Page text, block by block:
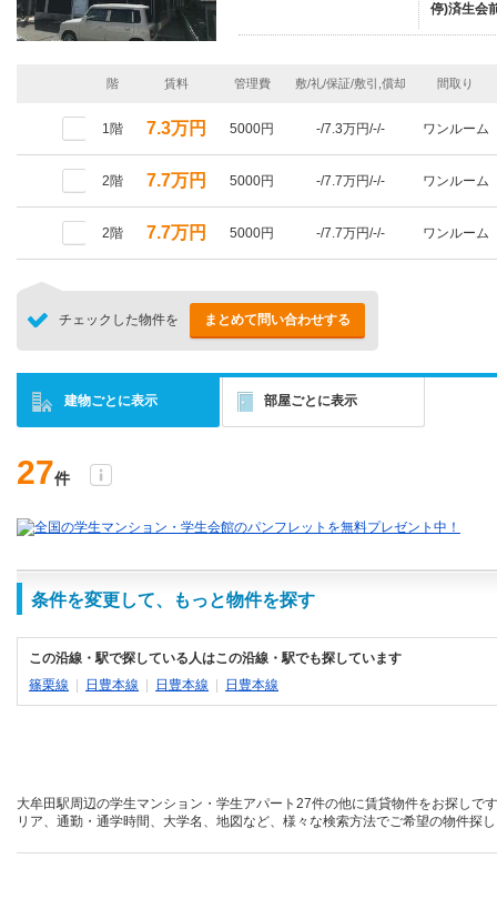
停)済生会
階 賃料 管理費 敷/礼/保証/敷引,償却 間取り
1階 7.3万円 5000円 -/7.3万円/-/- ワンルーム
2階 7.7万円 5000円 -/7.7万円/-/- ワンルーム
2階 7.7万円 5000円 -/7.7万円/-/- ワンルーム
チェックした物件を まとめて問い合わせする
建物ごとに表示 部屋ごとに表示
27件
条件を変更して、もっと物件を探す
この沿線・駅で探している人はこの沿線・駅でも探しています
篠栗線
日豊本線 日豊本線 日豊本線
大牟田駅周辺の学生マンション・学生アパート27件の他に賃貸物件をお探し
リア、通勤・通学時間、大学名、地図など、様々な検索方法でご希望の物件